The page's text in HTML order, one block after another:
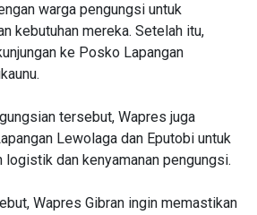
warga pengungsi untuk
kebutuhan mereka. Setelah itu,
ke Posko Lapangan
tersebut, Wapres juga
Lewolaga dan Eputobi untuk
dan kenyamanan pengungsi.
Wapres Gibran ingin memastikan